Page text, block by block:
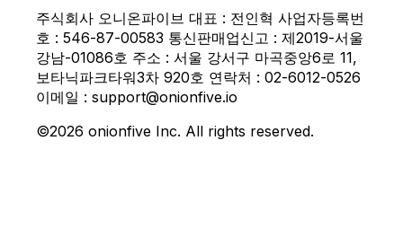
주식회사 오니온파이브 대표 : 전인혁 사업자등록번
호 : 546-87-00583 통신판매업신고 : 제2019-서울
강남-01086호 주소 : 서울 강서구 마곡중앙6로 11,
보타닉파크타워3차 920호 연락처 : 02-6012-0526
이메일 : support@onionfive.io
©2026 onionfive Inc. All rights reserved.